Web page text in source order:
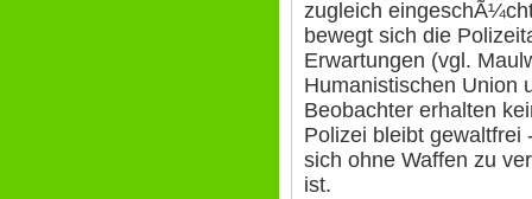
zugleich
bewegt sich die
Erwartungen (vgl.
Humanistischen Union
Beobachter erhalten
Polizei bleibt gewaltfrei
sich ohne Waffen zu
ist.